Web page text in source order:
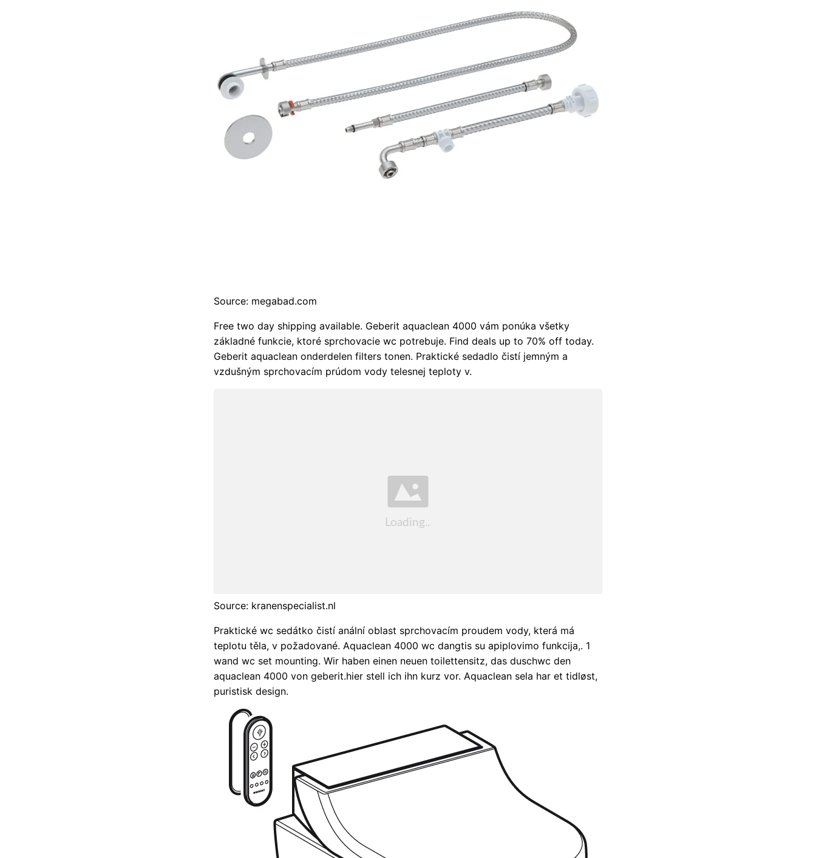
Source: megabad.com
Free two day shipping available. Geberit aquaclean 4000 vám ponúka všetky
základné funkcie, ktoré sprchovacie wc potrebuje. Find deals up to 70% off today.
Geberit aquaclean onderdelen filters tonen. Praktické sedadlo čistí jemným a
vzdušným sprchovacím prúdom vody telesnej teploty v.
Source: kranenspecialist.nl
Praktické wc sedátko čistí anální oblast sprchovacím proudem vody, která má
teplotu těla, v požadované. Aquaclean 4000 wc dangtis su apiplovimo funkcija,. 1
wand wc set mounting. Wir haben einen neuen toilettensitz, das duschwc den
aquaclean 4000 von geberit.hier stell ich ihn kurz vor. Aquaclean sela har et tidløst,
puristisk design.